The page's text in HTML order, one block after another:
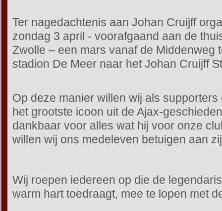
Ter nagedachtenis aan Johan Cruijff
zondag 3 april - voorafgaand aan de
Zwolle – een mars vanaf de Middenweg
stadion De Meer naar het Johan Cruijff
Op deze manier willen wij als
het grootste icoon uit de Ajax-
dankbaar voor alles wat hij voor onze
willen wij ons medeleven betuigen aan
Wij roepen iedereen op die de
warm hart toedraagt, mee te lopen met